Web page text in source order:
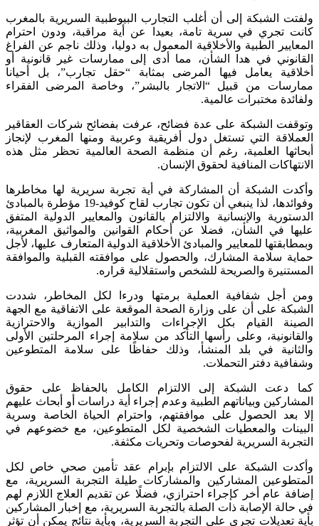
ولفتت الشبكة إلى أن أغلب التجارب البيوطبية السريرية بالمغرب
كانت تجري في سرية تامة، بعيدا عن أية مراقبة، ودون احترام
المعايير الطبية والأخلاقية المعمول به دوليا، وذلك ناجم عن الفراغ
القانوني في هدا الشأن، مما أدى إلى ممارسات غير قانونية أو
أخلاقية يعامل فيها المرضى بمثابة “حقل تجارب”، بل أحيانا
ممارسات من قبيل “الاتجار بالبشر”، وخاصة المرضى الفقراء
ولفائدة مختبرات عالمية.
وتوقفت الشبكة على عدة فضائح، عرفت بفضائح شركات العقاقير
العملاقة التي تستغل دول أفريقية وعربية ومنها المغرب لإنجاز
أبحاثها العلمية، رغم أن منظمة الصحة العالمية تحظر مثل هذه
الانتهاكات المنافية لحقوق الإنسان.
وأكدت الشبكة أن المشاركة في أية تجربة سريرية لها مخاطرها
وفوائدها، لذا ينبغي أن تكون تجارب لقاح كوفيد-19 مؤطرة بالمبادئ
الدستورية والإنسانية والالتزام بالقانون والمعايير الدولية المتفق
عليها في الشأن، فضلا عن أحكام القوانين والمواثيق المغربية،
وبمطابقتها للمعايير والمبادئ الأخلاقية الدولية المتعارف عليها، لأجل
حماية سلامة المشارك، والحصول على موافقته القبلية والموافقة
المستنيرة والصريحة للشخص واستقلالية قراره.
ومن أجل شفافية العملية برمتها ودرءا لكل المخاطر، شددت
الشبكة على أن على وزارة الصحة الموقعة على الاتفاقية مع الجهة
الصينة القيام بكل الإجراءات والتدابير الموازية والاحترازية
والقانونية، وعلى رأسها التأكد من سلامة إجراء المرحلتين الأولى
والثانية في بلد المنشأ، وذلك حفاظًا على سلامة المتطوعين
وشفافية دفتر التحملات.
كما دعت الشبكة إلى الالتزام الكامل بالحفاظ على حقوق
المشاركين وبياناتهم الطبية وعدم إجراء أية دراسات أو أبحاث عليهم
إلا بعد الحصول على موافقتهم، واحترام الحياة الخاصة وسرية
البينات والمعطيات الشخصية لكل المتطوعين، مع خضوعهم في
التجربة السريرية لفحوصات وتحريات مكثفة.
وأكدت الشبكة على الالتزام بإبرام عقد تأمين صحي خاص لكل
المتطوعين المشاركين والمشاركات طيلة التجربة السريرية، مع
إضافة عام أخر كإجراء احترازي، فضلًا عن تقديم العلاج اللازم لهم
في حالة الإصابة ذات الصلة بالتجربة السريرية، مع إخبار المشاركين
بأية تعديلات تجرى علي التجربة السريرية، وبأية نتائج يمكن أن تؤثر